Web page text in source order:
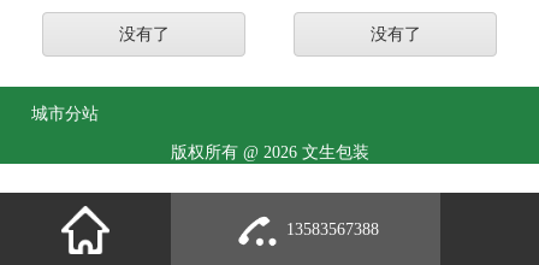
没有了 没有了
城市分站
版权所有 @ 2026 文生包装
13583567388